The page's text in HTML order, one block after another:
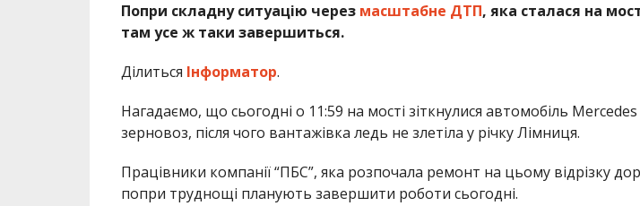
Попри складну ситуацію через масштабне ДТП, яка сталася на
там усе ж таки завершиться.
Ділиться Інформатор.
Нагадаємо, що сьогодні о 11:59 на мості зіткнулися автомобіль
зерновоз, після чого вантажівка ледь не злетіла у річку Лімниця.
Працівники компанії “ПБС”, яка розпочала ремонт на цьому відрізку
попри труднощі планують завершити роботи сьогодні.